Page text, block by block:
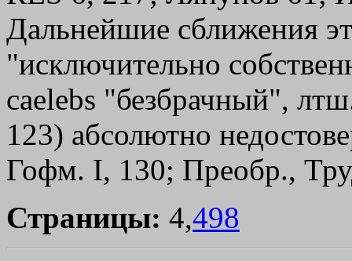
Дальнейшие сближения
"исключительно
саеlеbs "безбрачный",
123) абсолютно
Гофм. I, 130; Преобр.,
Страницы: 4,498